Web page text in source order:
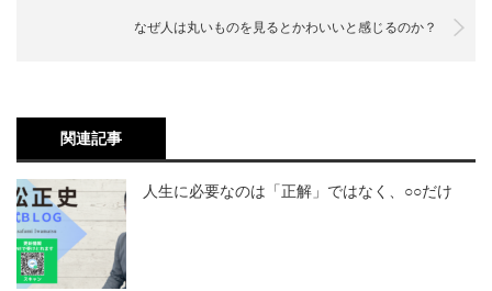
なぜ人は丸いものを見るとかわいいと感じるのか？
関連記事
人生に必要なのは「正解」ではなく、○○だけ